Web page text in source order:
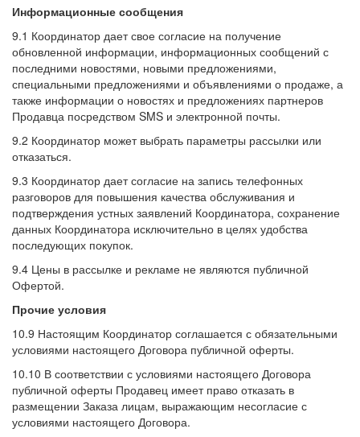
Информационные сообщения
9.1 Координатор дает свое согласие на получение
обновленной информации, информационных сообщений с
последними новостями, новыми предложениями,
специальными предложениями и объявлениями о продаже, а
также информации о новостях и предложениях партнеров
Продавца посредством SMS и электронной почты.
9.2 Координатор может выбрать параметры рассылки или
отказаться.
9.3 Координатор дает согласие на запись телефонных
разговоров для повышения качества обслуживания и
подтверждения устных заявлений Координатора, сохранение
данных Координатора исключительно в целях удобства
последующих покупок.
9.4 Цены в рассылке и рекламе не являются публичной
Офертой.
Прочие условия
10.9 Настоящим Координатор соглашается с обязательными
условиями настоящего Договора публичной оферты.
10.10 В соответствии с условиями настоящего Договора
публичной оферты Продавец имеет право отказать в
размещении Заказа лицам, выражающим несогласие с
условиями настоящего Договора.